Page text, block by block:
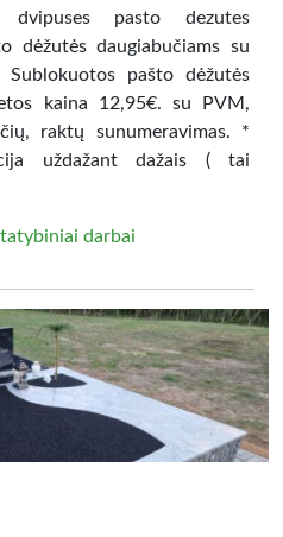
dvipuses pasto dezutes
dėžutės daugiabučiams su
pašto dėžutės
kaina 12,95€. su PVM,
raktų sunumeravimas. *
uždažant dažais ( tai
darbai